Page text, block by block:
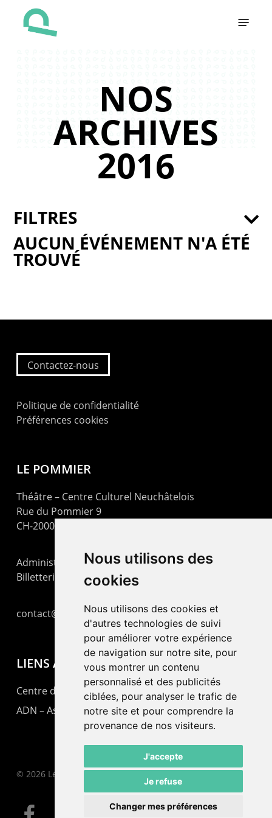
Nous utilisons des
cookies
Nous utilisons des cookies et
d'autres technologies de suivi
pour améliorer votre expérience
de navigation sur notre site, pour
vous montrer un contenu
personnalisé et des publicités
ciblées, pour analyser le trafic de
notre site et pour comprendre la
provenance de nos visiteurs.
J'accepte
Je refuse
Changer mes préférences
NOS
ARCHIVES
2016
AUCUN ÉVÉNEMENT N'A ÉTÉ
TROUVÉ
FILTRES
Contactez-nous
Politique de confidentialité
Préférences cookies
LE POMMIER
Théâtre – Centre Culturel Neuchâtelois
Rue du Pommier 9
CH-2000 Neuchâtel
Administration : +41 32 725 03 03
Billetterie : +41 32 725 05 05
contact@lepommier.ch
LIENS AMIS
Centre de culture ABC
ADN – Association Danse Neuchâtel
© 2026 Le Pommier.
facebook email